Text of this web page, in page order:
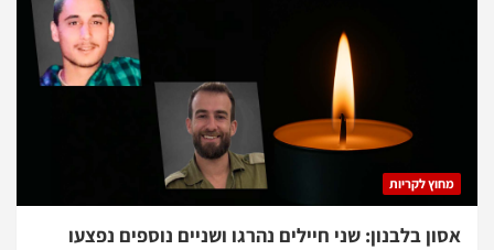
מחוץ לקריות
אסון בלבנון: שני חיילים נהרגו ושניים נוספים נפצעו